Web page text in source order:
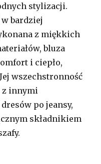
stylizacji.
bardziej
z miękkich
bluza
i ciepło,
wszechstronność
z innymi
po jeansy,
składnikiem